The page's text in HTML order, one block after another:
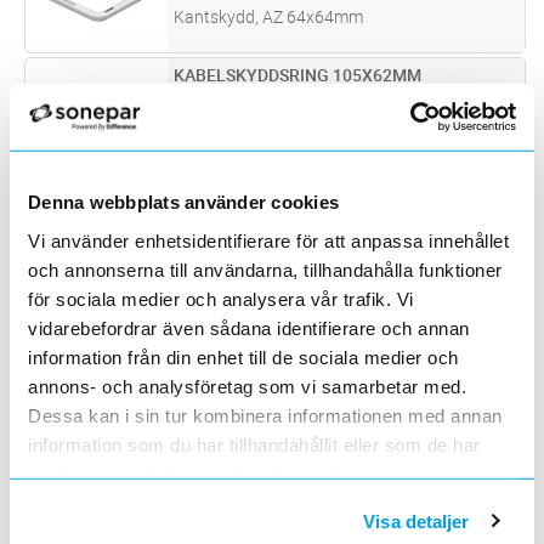
Denna webbplats använder cookies
Vi använder enhetsidentifierare för att anpassa innehållet
och annonserna till användarna, tillhandahålla funktioner
för sociala medier och analysera vår trafik. Vi
vidarebefordrar även sådana identifierare och annan
information från din enhet till de sociala medier och
annons- och analysföretag som vi samarbetar med.
Dessa kan i sin tur kombinera informationen med annan
information som du har tillhandahållit eller som de har
samlat in när du har använt deras tjänster.
Visa detaljer
Kantskydd, AZ 64x64mm
ST Lägg i kundvagn
KABELSKYDDSRING 105X62MM
OBO BETTERMANN
Kantskydd, AZ 101x58mm
ST Lägg i kundvagn
KLAMMER LF-KANALER B=150MM HF
ArtNr 1155240
Varumärke
HAGER
Klammer/Kabelhållare till LF/LFH-kanaler
bredd 150mm
ST Lägg i kundvagn
ArtNr 1155242
Varumärke
HAGER
Klammer/Kabelhållare till LF-kanaler bredd
230mm
ST Lägg i kundvagn
KABELHÅLLARE LFS60020 HF